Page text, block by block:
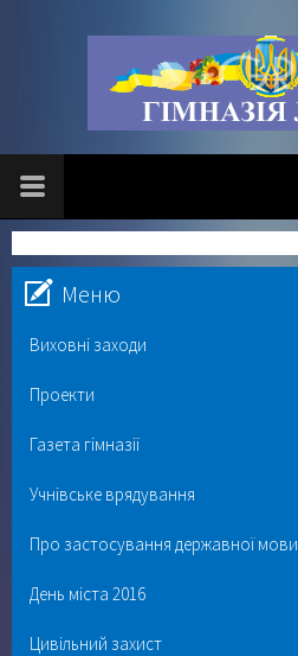
Меню
Виховні заходи
Проекти
Газета гімназії
Учнівське врядування
Про застосування державної мови
День міста 2016
Цивільний захист